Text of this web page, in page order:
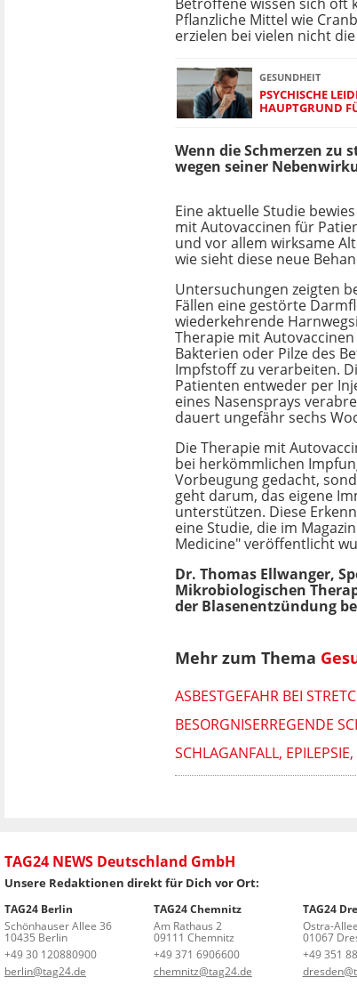
Pflanzliche Mittel wie
erzielen bei vielen nicht
GESUNDHEIT
PSYCHISCHE
HAUPTGRUND
Wenn die Schmerzen
wegen seiner
Eine aktuelle Studie
mit Autovaccinen für
und vor allem wirksame
wie sieht diese neue
Untersuchungen zeigten
Fällen eine gestörte
wiederkehrende
Therapie mit
Bakterien oder Pilze des
Impfstoff zu verarbeiten.
Patienten entweder per
eines Nasensprays
dauert ungefähr sechs
Die Therapie mit
bei herkömmlichen
Vorbeugung gedacht,
geht darum, das eigene
unterstützen. Diese
eine Studie, die im
Medicine" veröffentlicht
Dr. Thomas Ellwanger,
Mikrobiologischen
der Blasenentzündung
Mehr zum Thema
ASBESTGEFAHR BEI
BESORGNISERREGENDE
SCHLAGANFALL,
TAG24 NEWS Deutschland GmbH
Unsere Redaktionen direkt für Dich vor Ort:
TAG24 Berlin
Schönhauser Allee 36
10435 Berlin
+49 30 120880900
berlin@tag24.de
TAG24 Chemnitz
Am Rathaus 2
09111 Chemnitz
+49 371 6906600
chemnitz@tag24.de
TAG24
Ostra-
01067
+49 351